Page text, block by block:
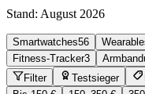
Stand: August 2026
Smartwatches56
Fitness-Tracker3
Filter
Testsieger